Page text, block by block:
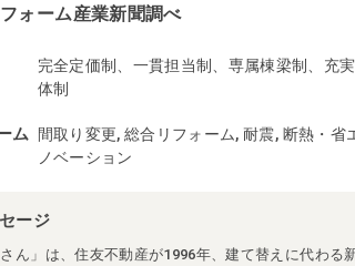
ォーム産業新聞調べ
完全定価制、一貫担当制、専属棟梁制、充
体制
ム
間取り変更, 総合リフォーム, 耐震, 断熱・省
ノベーション
ージ
さん」は、住友不動産が1996年、建て替えに代わる